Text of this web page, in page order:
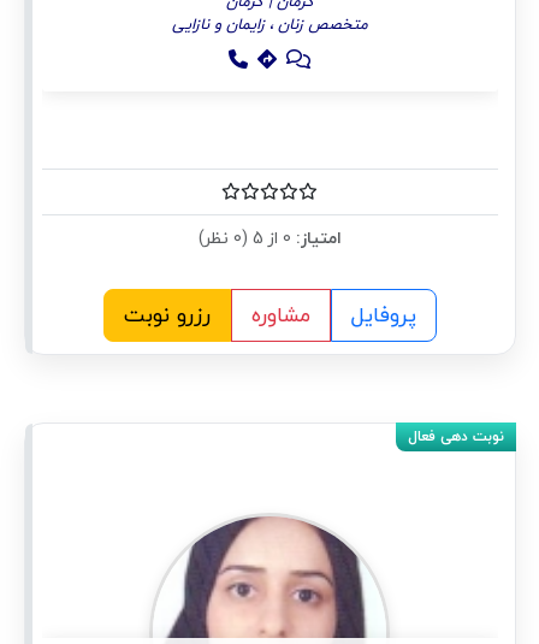
متخصص زنان ، زایمان و نازایی
امتیاز:
پروفایل مشاوره رزرو نوبت